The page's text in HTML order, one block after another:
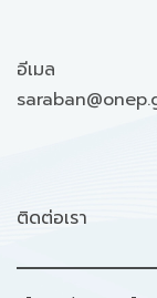
อีเมล
ติดต่อเรา